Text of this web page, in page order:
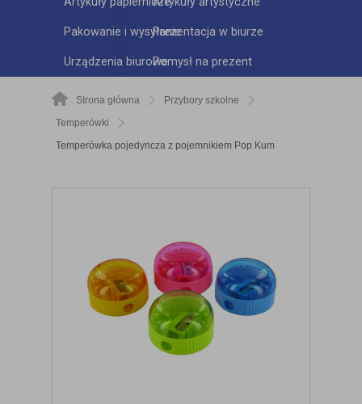
Pakowanie i wysyłaniePrezentacja w biurze
Urządzenia biurowePomysł na prezent
Strona główna
Przybory szkolne
Temperówki
Temperówka pojedyncza z pojemnikiem Pop Kum